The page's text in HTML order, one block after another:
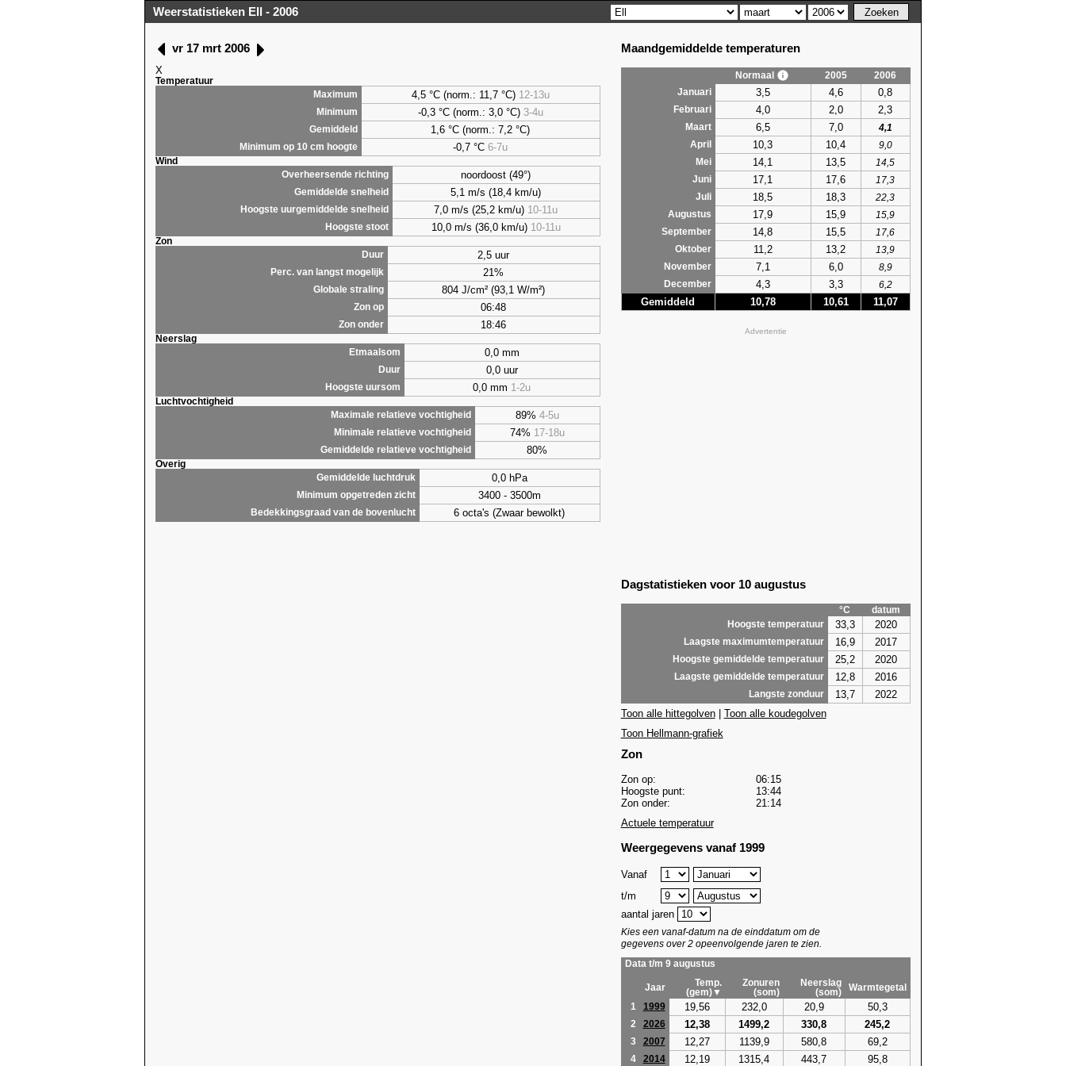
Weerstatistieken Ell - 2006
vr 17 mrt 2006
X
Temperatuur
Maximum
4,5°C (norm.: 11,7 °C) 12-13u
Minimum -0,3 °C (norm.: 3,0 °C) 3-4u
Gemiddeld 1,6 °C (norm.: 7,2 °C)
Minimum op 10 cm hoogte -0,7 °C6-7u
Wind
Overheersende richting
noordoost (49°)
Gemiddelde snelheid 5,1 m/s (18,4 km/u)
Hoogste uurgemiddelde snelheid 7,0 m/s (25,2 km/u) 10-11u
Hoogste stoot 10,0 m/s (36,0 km/u) 10-11u
Zon
Duur
2,5 uur
Perc. van langst mogelijk 21%
Globale straling 804 J/cm² (93,1 W/m²)
Zon op 06:48
Zon onder 18:46
Neerslag
Etmaalsom
0,0 mm
Duur 0,0 uur
Hoogste uursom 0,0 mm 1-2u
Luchtvochtigheid
Maximale relatieve vochtigheid
89% 4-5u
Minimale relatieve vochtigheid 74% 17-18u
Gemiddelde relatieve vochtigheid 80%
Overig
Gemiddelde luchtdruk
0,0 hPa
Minimum opgetreden zicht 3400 - 3500m
Bedekkingsgraad van de bovenlucht 6 octa's (Zwaar bewolkt)
Maandgemiddelde temperaturen
Normaal 2005
2006
Januari
3,5 4,6 0,8
Februari 4,0 2,0 2,3
Maart 6,5 7,0
4,1
April
10,3 10,4
9,0
Mei
14,1 13,5
14,5
Juni
17,1 17,6
17,3
Juli
18,5 18,3
22,3
Augustus
17,9 15,9
15,9
September
14,8 15,5
17,6
Oktober
11,2 13,2
13,9
November
7,1 6,0
8,9
December
4,3 3,3 6,2
Gemiddeld 10,78 10,61 11,07
Advertentie
Dagstatistieken voor 10 augustus
°C
datum
Hoogste temperatuur
33,3 2020
Laagste maximumtemperatuur 16,9 2017
Hoogste gemiddelde temperatuur 25,2 2020
Laagste gemiddelde temperatuur 12,8 2016
Langste zonduur 13,7
2022
Toon alle hittegolven| Toon alle koudegolven
Toon Hellmann-grafiek
Zon
Zon op:
06:15
Hoogste punt:
13:44
Zon onder:
21:14
Actuele temperatuur
Weergegevens vanaf 1999
Vanaf
t/m
aantal jaren
Kies een vanaf-datum na de einddatum om de
gegevens over 2 opeenvolgende jaren te zien.
Data t/m 9 augustus
Jaar
Temp.
(gem)▼
Zonuren
(som)
Neerslag
(som)
Warmtegetal
1
1999 19,56 232,0 20,9 50,3
2 2026 12,38 1499,2 330,8 245,2
3 2007 12,27 1139,9 580,8 69,2
4 2014 12,19 1315,4 443,7 95,8